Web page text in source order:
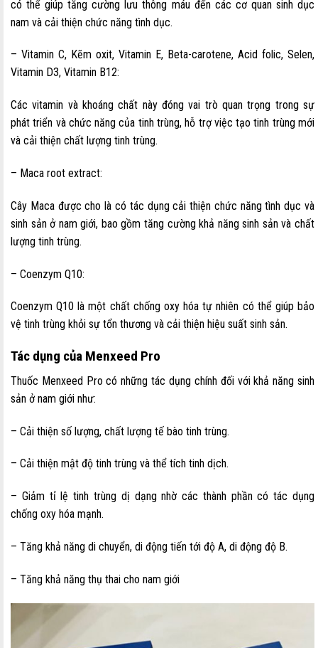
có thể giúp tăng cường lưu thông máu đến các cơ quan sinh dục
nam và cải thiện chức năng tình dục.
– Vitamin C, Kẽm oxit, Vitamin E, Beta-carotene, Acid folic, Selen,
Vitamin D3, Vitamin B12:
Các vitamin và khoáng chất này đóng vai trò quan trọng trong sự
phát triển và chức năng của tinh trùng, hỗ trợ việc tạo tinh trùng mới
và cải thiện chất lượng tinh trùng.
– Maca root extract:
Cây Maca được cho là có tác dụng cải thiện chức năng tình dục và
sinh sản ở nam giới, bao gồm tăng cường khả năng sinh sản và chất
lượng tinh trùng.
– Coenzym Q10:
Coenzym Q10 là một chất chống oxy hóa tự nhiên có thể giúp bảo
vệ tinh trùng khỏi sự tổn thương và cải thiện hiệu suất sinh sản.
Tác dụng của Menxeed Pro
Thuốc Menxeed Pro có những tác dụng chính đối với khả năng sinh
sản ở nam giới như:
– Cải thiện số lượng, chất lượng tế bào tinh trùng.
– Cải thiện mật độ tinh trùng và thể tích tinh dịch.
– Giảm tỉ lệ tinh trùng dị dạng nhờ các thành phần có tác dụng
chống oxy hóa mạnh.
– Tăng khả năng di chuyển, di động tiến tới độ A, di động độ B.
– Tăng khả năng thụ thai cho nam giới